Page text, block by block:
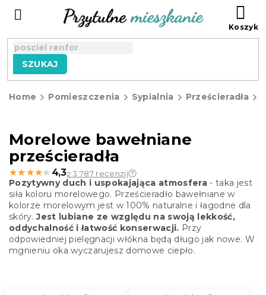
SZUKAJ
Home Pomieszczenia Sypialnia Prześcieradła
Morelowe bawełniane
prześcieradła
★★★★★
★★★★★ 4,3z 3 787 recenzji
Pozytywny duch i uspokajająca atmosfera - taka jest
siła koloru morelowego. Prześcieradło bawełniane w
kolorze morelowym jest w 100% naturalne i łagodne dla
skóry.Jest lubiane ze względu na swoją lekkość,
oddychalność i łatwość konserwacji. Przy
odpowiedniej pielęgnacji włókna będą długo jak nowe. W
mgnieniu oka wyczarujesz domowe ciepło.